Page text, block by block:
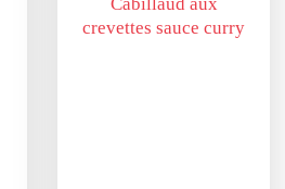
crevettes sauce curry